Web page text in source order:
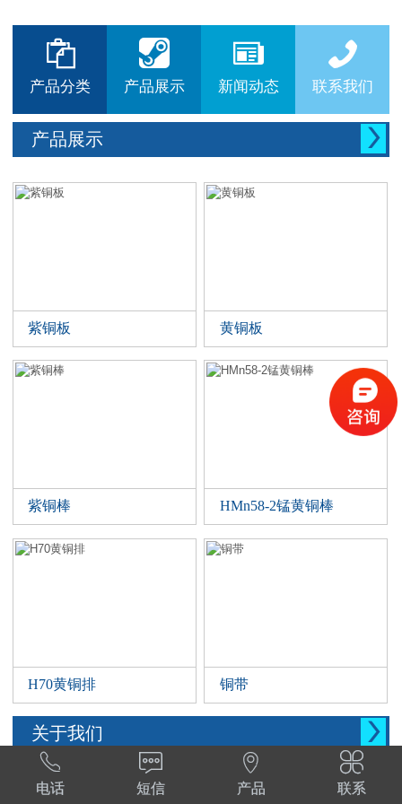



产品分类

产品展示

新闻动态

联系我们
产品展示 
紫铜板 黄铜板
紫铜棒 HMn58-2锰黄铜棒
H70黄铜排 铜带
关于我们 
西安晨腾物资有限公司 常年销售铜管，铜棒。
铜棒，铜排等。材质:T1,T2,T3,TP2,Tu1,TU2,

电话

短信

产品

联系